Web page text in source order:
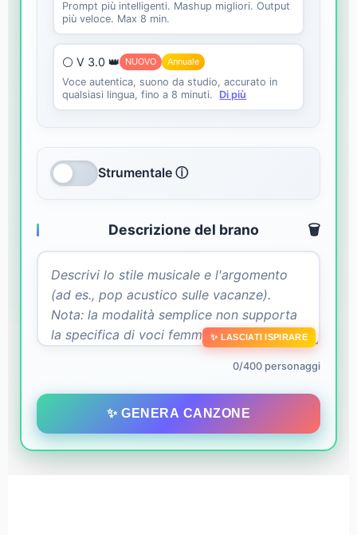
Prompt più intelligenti. Mashup migliori. Output
più veloce. Max 8 min.
⚪ V 3.0 👑 NUOVO Annuale
Voce autentica, suono da studio, accurato in
qualsiasi lingua, fino a 8 minuti.
Di più
Strumentale ⓘ
Descrizione del brano 🗑️
✨ LASCIATI ISPIRARE
0/400 personaggi
✨ GENERA CANZONE